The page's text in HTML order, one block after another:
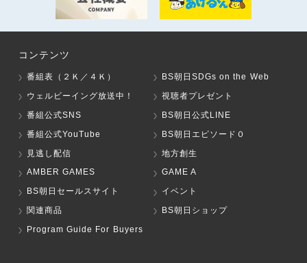
コンテンツ
番組表（２Ｋ／４Ｋ）
BS朝日SDGs on the Web
ウェルビーイング放送中！
視聴者プレゼント
番組公式SNS
BS朝日公式LINE
番組公式YouTube
BS朝日エピソード０
見逃し配信
地方創生
AMBER GAMES
GAME A
BS朝日セールスサイト
イベント
関連商品
BS朝日ショップ
Program Guide For Buyers